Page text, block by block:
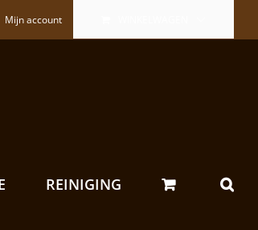
Mijn account
REINIGING